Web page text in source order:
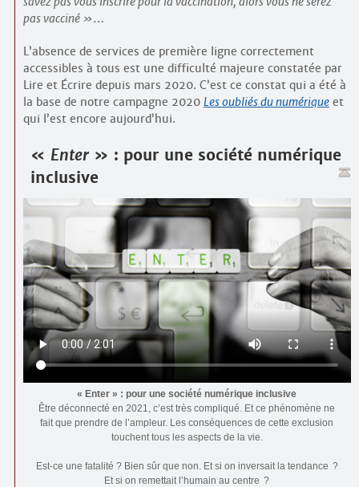
pas vacciné
…
L’absence de services de première ligne correctement
accessibles à tous est une difficulté majeure constatée par
Lire et Écrire depuis mars 2020. C’est ce constat qui a été à
la base de notre campagne 2020 Les oubliés du numériqueet
qui l’est encore aujourd’hui.
« Enter » : pour une société numérique
inclusive
« Enter » : pour une société numérique inclusive
Être déconnecté en 2021, c’est très compliqué. Et ce phénomène ne
fait que prendre de l’ampleur. Les conséquences de cette exclusion
touchent tous les aspects de la vie.
Est-ce une fatalité ? Bien sûr que non. Et si on inversait la tendance ?
Et si on remettait l’humain au centre ?